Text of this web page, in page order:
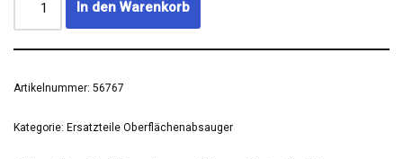
In den Warenkorb
Artikelnummer: 56767
Kategorie: Ersatzteile Oberflächenabsauger